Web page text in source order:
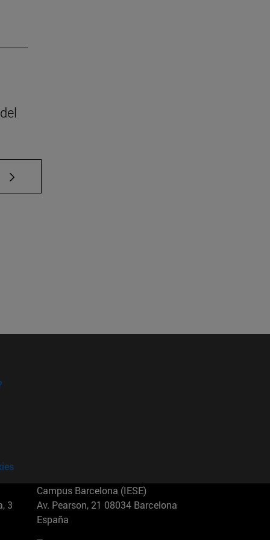
TAB para desplazarse.
3
Campus Barcelona (IESE)
Av. Pearson, 21 08034 Barcelona
España